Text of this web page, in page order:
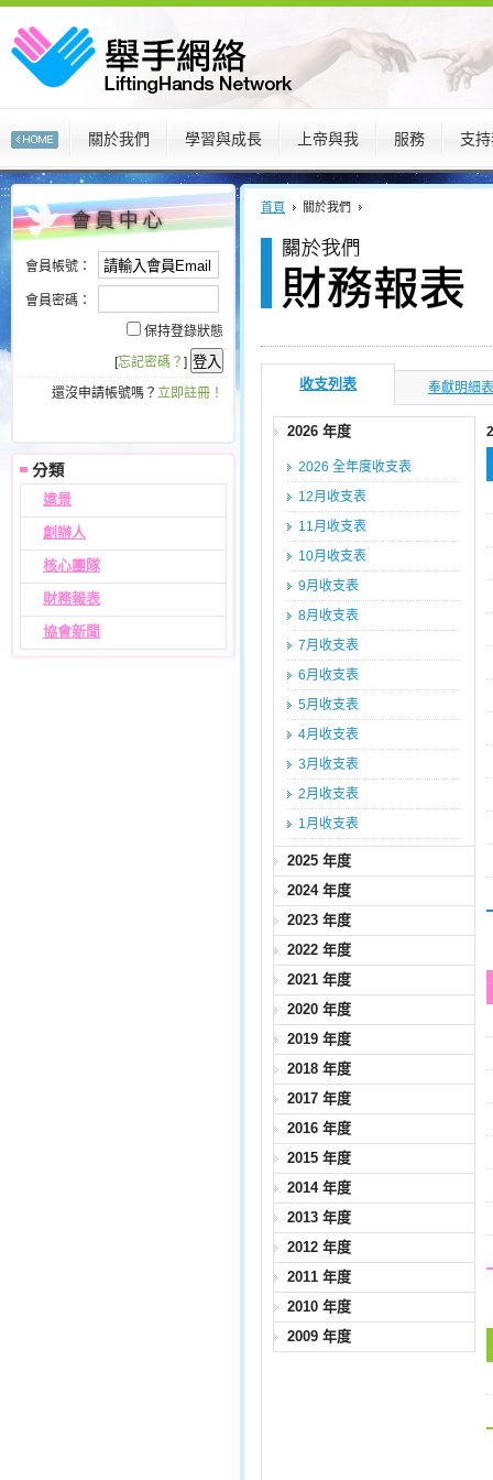
關於我們 學習與成長 上帝與我 服務 支
:::
會員帳號：
會員密碼：
保持登錄狀態
[忘記密碼？ ]
還沒申請帳號嗎？ 立即註冊！
遠景
創辦人
核心團隊
財務報表
協會新聞
:::
首頁 關於我們
收支列表 奉獻明細表
2026 年度
2026 全年度收支表
12月收支表
11月收支表
10月收支表
9月收支表
8月收支表
7月收支表
6月收支表
5月收支表
4月收支表
3月收支表
2月收支表
1月收支表
2025 年度
2024 年度
2023 年度
2022 年度
2021 年度
2020 年度
2019 年度
2018 年度
2017 年度
2016 年度
2015 年度
2014 年度
2013 年度
2012 年度
2011 年度
2010 年度
2009 年度